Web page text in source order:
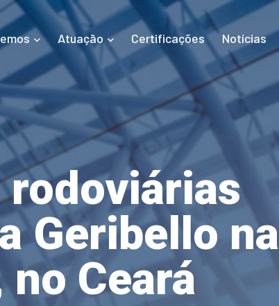
Atuação Certificações Notícias
rodoviárias
Geribello na
Ceará